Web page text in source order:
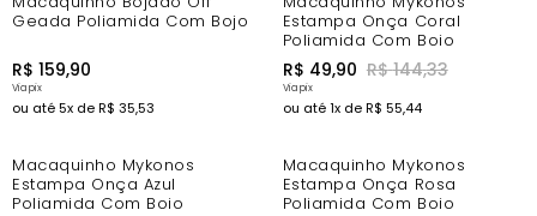
Geada Poliamida Com Bojo
R$ 159,90
ou até5x deR$ 35,53
Estampa Onça Coral
Poliamida Com Bojo
R$ 49,90 R$ 144,33
ou até1x deR$ 55,44
-62%
Macaquinho Mykonos
Estampa Onça Azul
Poliamida Com Bojo
-62%
Macaquinho Mykonos
Estampa Onça Rosa
Poliamida Com Bojo